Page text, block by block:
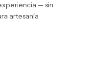
— sin
artesanía.